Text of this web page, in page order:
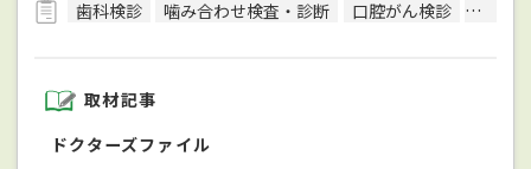
歯科検診
噛み合わせ検査・診断 口腔がん検診 CT検査
取材記事
ドクターズファイル